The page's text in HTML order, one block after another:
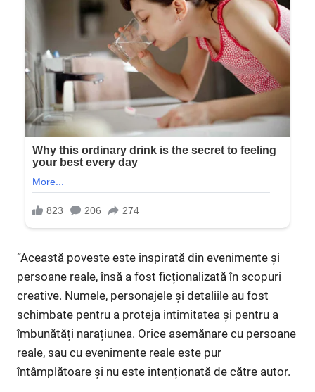
”Această poveste este inspirată din evenimente și
persoane reale, însă a fost ficționalizată în scopuri
creative. Numele, personajele și detaliile au fost
schimbate pentru a proteja intimitatea și pentru a
îmbunătăți narațiunea. Orice asemănare cu persoane
reale, sau cu evenimente reale este pur
întâmplătoare și nu este intenționată de către autor.